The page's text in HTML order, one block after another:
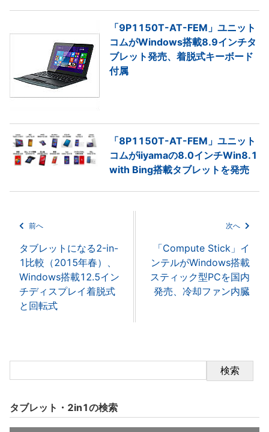
「9P1150T-AT-FEM」ユニット
コムがWindows搭載8.9インチタ
ブレット発売、着脱式キーボード
付属
「8P1150T-AT-FEM」ユニット
コムがiiyamaの8.0インチWin8.1
with Bing搭載タブレットを発売
前へ
タブレットになる2-in-
1比較（2015年春）、
Windows搭載12.5イン
チディスプレイ着脱式
と回転式
次へ
「Compute Stick」イ
ンテルがWindows搭載
スティック型PCを国内
発売、冷却ファン内臓
検索
タブレット・2in1の検索